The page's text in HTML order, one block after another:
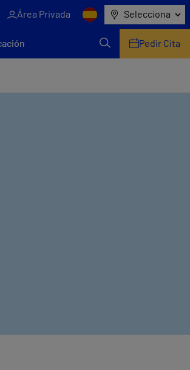
Área Privada Selecciona
Pedir Cita